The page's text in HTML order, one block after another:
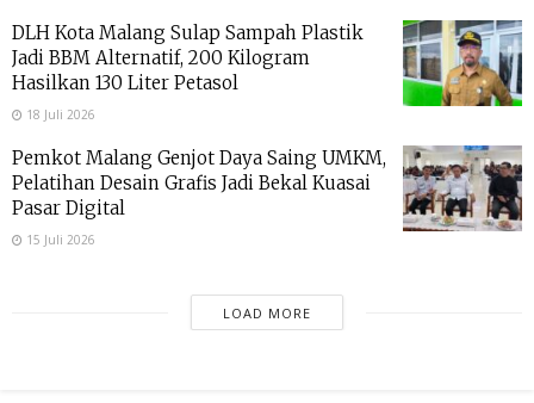
DLH Kota Malang Sulap Sampah Plastik
Jadi BBM Alternatif, 200 Kilogram
Hasilkan 130 Liter Petasol
18 Juli 2026
Pemkot Malang Genjot Daya Saing UMKM,
Pelatihan Desain Grafis Jadi Bekal Kuasai
Pasar Digital
15 Juli 2026
LOAD MORE